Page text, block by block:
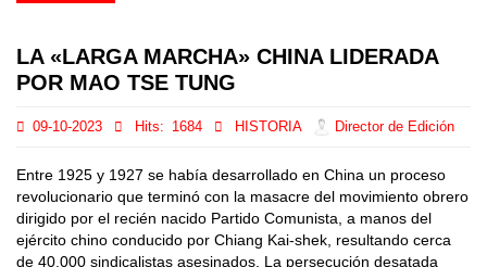
LA «LARGA MARCHA» CHINA LIDERADA
POR MAO TSE TUNG
09-10-2023 Hits: 1684 HISTORIA Director de Edición
Entre 1925 y 1927 se había desarrollado en China un proceso
revolucionario que terminó con la masacre del movimiento obrero
dirigido por el recién nacido Partido Comunista, a manos del
ejército chino conducido por Chiang Kai-shek, resultando cerca
de 40.000 sindicalistas asesinados. La persecución desatada